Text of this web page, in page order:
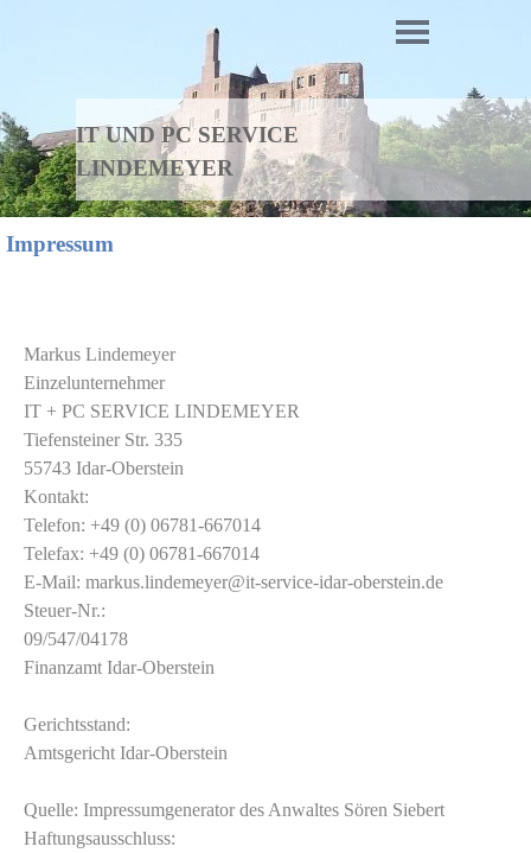
IT UND PC SERVICE
LINDEMEYER
Impressum
Markus Lindemeyer
Einzelunternehmer
IT + PC SERVICE LINDEMEYER
Tiefensteiner Str. 335
55743 Idar-Oberstein
Kontakt:
Telefon: +49 (0) 06781-667014
Telefax: +49 (0) 06781-667014
E-Mail: markus.lindemeyer@it-service-idar-oberstein.de
Steuer-Nr.:
09/547/04178
Finanzamt Idar-Oberstein
Gerichtsstand:
Amtsgericht Idar-Oberstein
Quelle: Impressumgenerator des Anwaltes Sören Siebert
Haftungsausschluss: